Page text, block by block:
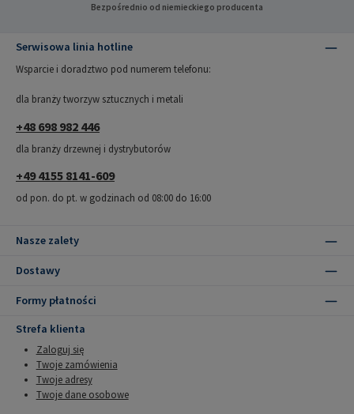
Bezpośrednio od niemieckiego producenta
Serwisowa linia hotline
Wsparcie i doradztwo pod numerem telefonu:
dla branży tworzyw sztucznych i metali
+48 698 982 446
dla branży drzewnej i dystrybutorów
+49 4155 8141-609
od pon. do pt. w godzinach od 08:00 do 16:00
Nasze zalety
Dostawy
Formy płatności
Strefa klienta
Zaloguj się
Twoje zamówienia
Twoje adresy
Twoje dane osobowe